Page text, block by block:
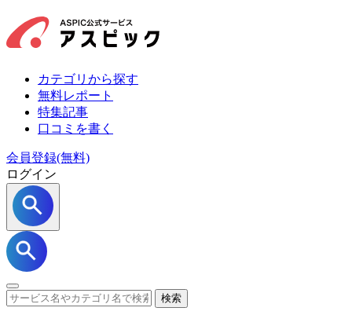
カテゴリから探す
無料レポート
特集記事
口コミを書く
会員登録(無料)
ログイン
検索